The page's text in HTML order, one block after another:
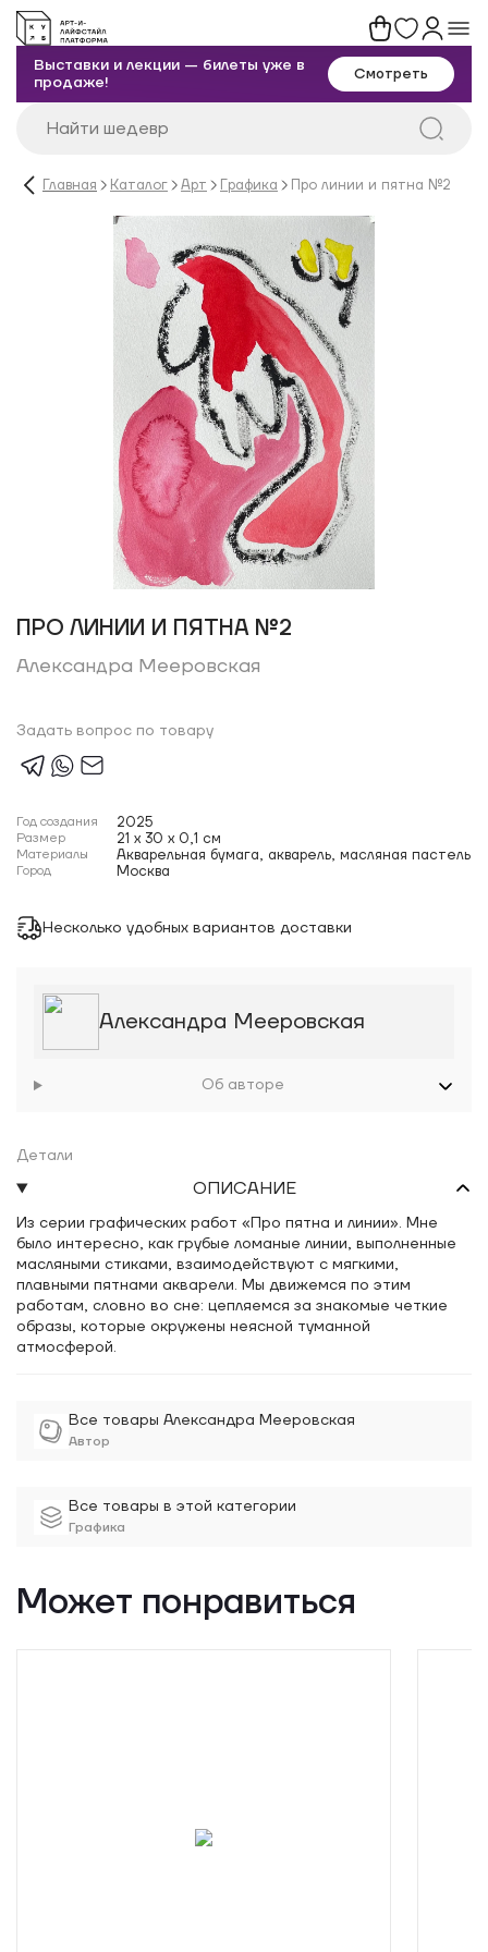
Выставки и лекции — билеты уже в
продаже!
Смотреть
Главная Каталог Арт Графика Про линии и пятна №2
ПРО ЛИНИИ И ПЯТНА №2
Александра Мееровская
Задать вопрос по товару
Год создания 2025
Размер 21 x 30 x 0,1 см
Материалы Акварельная бумага, акварель, масляная пастель
Город Москва
Несколько удобных вариантов доставки
Все товары Александра Мееровская
Автор
Все товары в этой категории
Графика
Александра Мееровская
Об авторе
Детали
ОПИСАНИЕ
Из серии графических работ «Про пятна и линии». Мне
было интересно, как грубые ломаные линии, выполненные
масляными стиками, взаимодействуют с мягкими,
плавными пятнами акварели. Мы движемся по этим
работам, словно во сне: цепляемся за знакомые четкие
образы, которые окружены неясной туманной
атмосферой.
Может понравиться